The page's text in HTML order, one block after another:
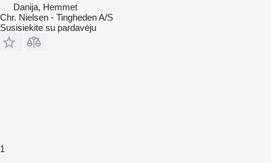
Danija, Hemmet
Chr. Nielsen - Tingheden A/S
Susisiekite su pardavėju
1